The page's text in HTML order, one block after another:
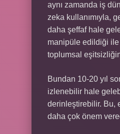
aynı zamanda iş
zeka kullanımıyla,
daha şeffaf hale
manipüle edildiği ile
toplumsal
Bundan 10-20 yıl
izlenebilir hale
derinleştirebilir. Bu,
daha çok önem